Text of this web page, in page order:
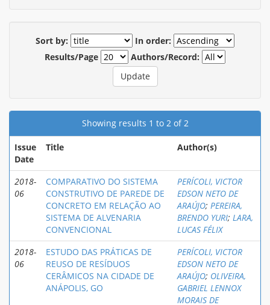
Sort by:
In order:
Results/Page
Authors/Record:
Showing results 1 to 2 of 2
Issue
Date
Title Author(s)
2018-
06
COMPARATIVO DO SISTEMA
CONSTRUTIVO DE PAREDE DE
CONCRETO EM RELAÇÃO AO
SISTEMA DE ALVENARIA
CONVENCIONAL
PERÍCOLI, VICTOR
EDSON NETO DE
ARAÚJO; PEREIRA,
BRENDO YURI; LARA,
LUCAS FÉLIX
2018-
06
ESTUDO DAS PRÁTICAS DE
REUSO DE RESÍDUOS
CERÂMICOS NA CIDADE DE
ANÁPOLIS, GO
PERÍCOLI, VICTOR
EDSON NETO DE
ARAÚJO; OLIVEIRA,
GABRIEL LENNOX
MORAIS DE